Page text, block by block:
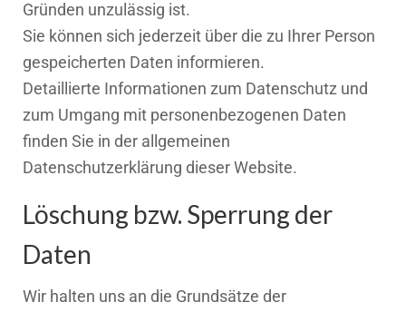
Gründen unzulässig ist.
Sie können sich jederzeit über die zu Ihrer Person
gespeicherten Daten informieren.
Detaillierte Informationen zum Datenschutz und
zum Umgang mit personenbezogenen Daten
finden Sie in der allgemeinen
Datenschutzerklärung dieser Website.
Löschung bzw. Sperrung der
Daten
Wir halten uns an die Grundsätze der